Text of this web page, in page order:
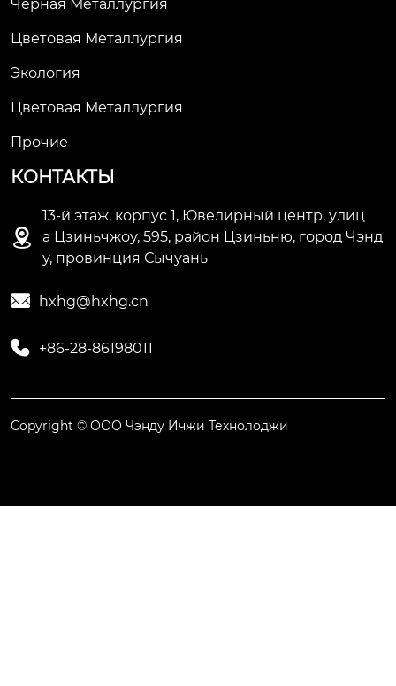
Черная Металлургия
Цветовая Металлургия
Экология
Цветовая Металлургия
Прочие
КОНТАКТЫ

13-й этаж, корпус 1, Ювелирный центр, улиц
а Цзиньчжоу, 595, район Цзиньню, город Чэнд
у, провинция Сычуань
 hxhg@hxhg.cn
 +86-28-86198011
Copyright © ООО Чэнду Ичжи Технолоджи